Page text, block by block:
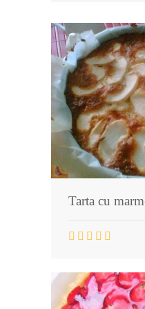
Tarta cu